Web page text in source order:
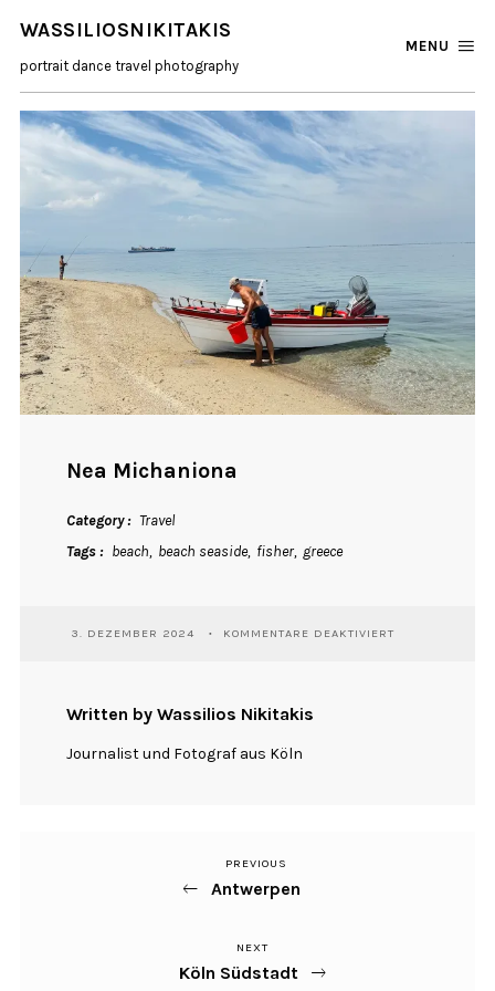
WASSILIOSNIKITAKIS
portrait dance travel photography
MENU
Nea Michaniona
Category
Travel
Tags
beach beach seaside fisher greece
3. DEZEMBER 2024 KOMMENTARE DEAKTIVIERT
Written by Wassilios Nikitakis
Journalist und Fotograf aus Köln
Beitragsnavigation
Previous
Post
PREVIOUS
Antwerpen
Next
Post
NEXT
Köln Südstadt